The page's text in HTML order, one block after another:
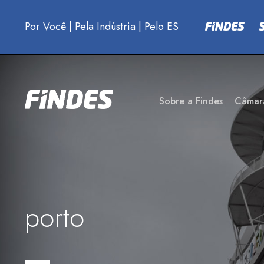
Por Você | Pela Indústria | Pelo ES
Sobre a Findes
porto